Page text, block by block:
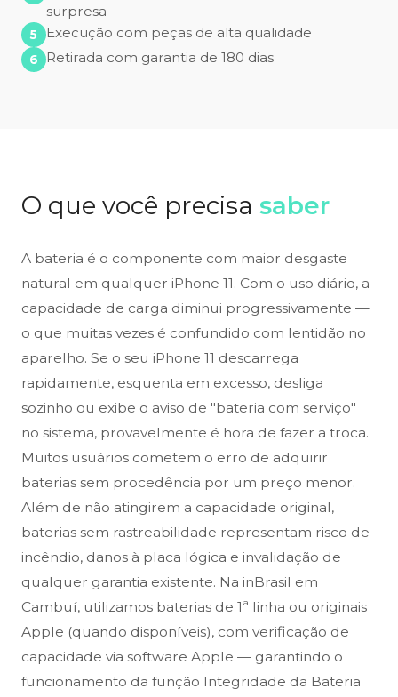
surpresa
Execução com peças de alta qualidade
Retirada com garantia de 180 dias
O que você precisa saber
A bateria é o componente com maior desgaste
natural em qualquer iPhone 11. Com o uso diário, a
capacidade de carga diminui progressivamente —
o que muitas vezes é confundido com lentidão no
aparelho. Se o seu iPhone 11 descarrega
rapidamente, esquenta em excesso, desliga
sozinho ou exibe o aviso de "bateria com serviço"
no sistema, provavelmente é hora de fazer a troca.
Muitos usuários cometem o erro de adquirir
baterias sem procedência por um preço menor.
Além de não atingirem a capacidade original,
baterias sem rastreabilidade representam risco de
incêndio, danos à placa lógica e invalidação de
qualquer garantia existente. Na inBrasil em
Cambuí, utilizamos baterias de 1ª linha ou originais
Apple (quando disponíveis), com verificação de
capacidade via software Apple — garantindo o
funcionamento da função Integridade da Bateria